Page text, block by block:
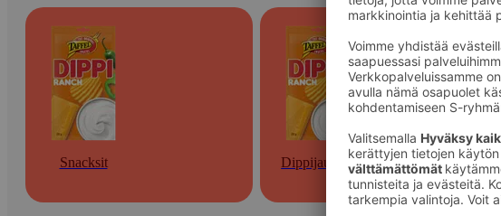
Snacksit Dippijauheet